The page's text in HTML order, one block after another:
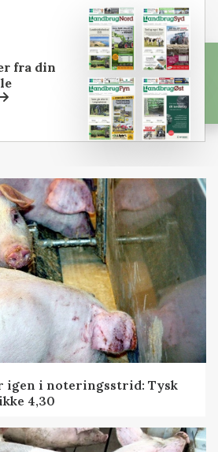
fra din
igen i noteringsstrid: Tysk
4,30